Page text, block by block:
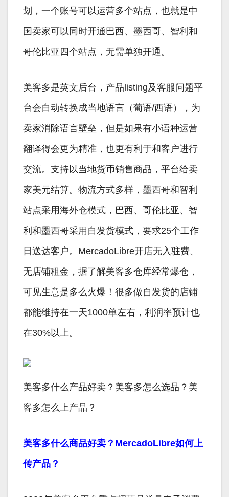
划，一个账号可以运营多个站点，也就是中
国卖家可以同时开通巴西、墨西哥、智利和
哥伦比亚四个站点，无需单独开通。
美客多是英文后台，产品listing及客服问题平
台会自动转换成当地语言（葡语/西语），为
卖家消除语言壁垒，但是如果有小语种运营
翻译得会更为精准，也更有利于和客户进行
交流。支持以当地货币销售商品，平台给卖
家美元结算。物流方式多样，墨西哥和智利
站点采用海外仓模式，巴西、哥伦比亚、智
利和墨西哥采用自发货模式，要求25个工作
日送达客户。MercadoLibre开店无入驻费、
无店铺租金，据了解美客多仓库经常爆仓，
可见生意是多么火爆！很多做自发货的店铺
都能维持在一天1000单左右，利润率预计也
在30%以上。
美客多什么产品好卖？美客多怎么选品？美
客多怎么上产品？
美客多什么商品好卖？MercadoLibre如何上
传产品？